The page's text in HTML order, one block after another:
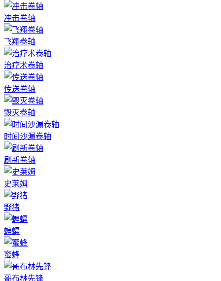
冲击卷轴
飞翔卷轴
治疗术卷轴
传送卷轴
毁灭卷轴
时间沙漏卷轴
刷新卷轴
史莱姆
野猪
蝙蝠
蜜蜂
哥布林先锋